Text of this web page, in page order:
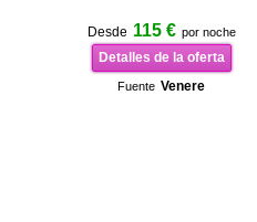
Desde 115 € por noche
Detalles de la oferta
Fuente Venere